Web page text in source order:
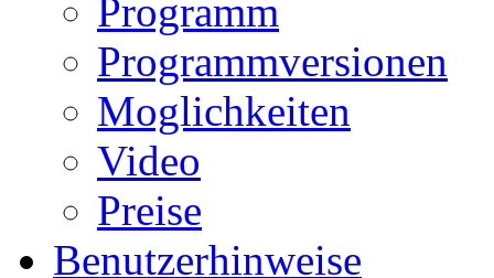
Programm
Programmversionen
Moglichkeiten
Video
Preise
Benutzerhinweise